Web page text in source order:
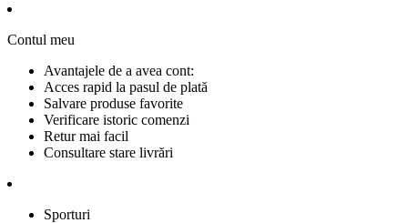
Contul meu
Avantajele de a avea cont:
Acces rapid la pasul de plată
Salvare produse favorite
Verificare istoric comenzi
Retur mai facil
Consultare stare livrări
Sporturi